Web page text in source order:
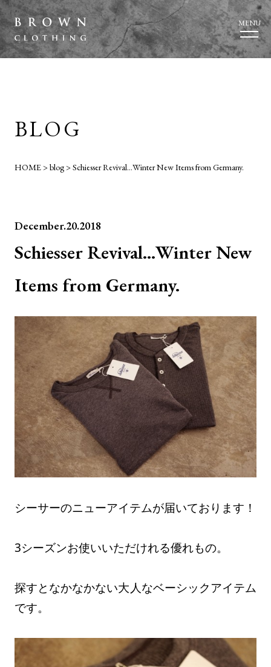
MENU
BLOG
HOME>blog>Schiesser Revival…Winter New Items from Germany.
December.20.2018
Schiesser Revival…Winter New
Items from Germany.
シーサーのニューアイテムが届いております！
3シーズンお使いいただけれる優れもの。
探すとなかなかない大人なベーシックアイテム
です。